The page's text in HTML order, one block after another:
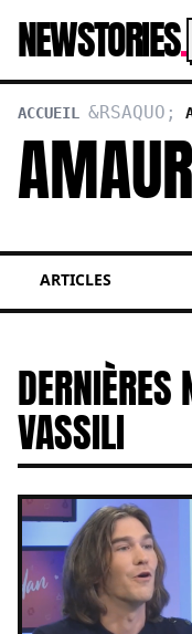
NEWSTORIES.
ACCUEIL
ARTICLES
VASSILI